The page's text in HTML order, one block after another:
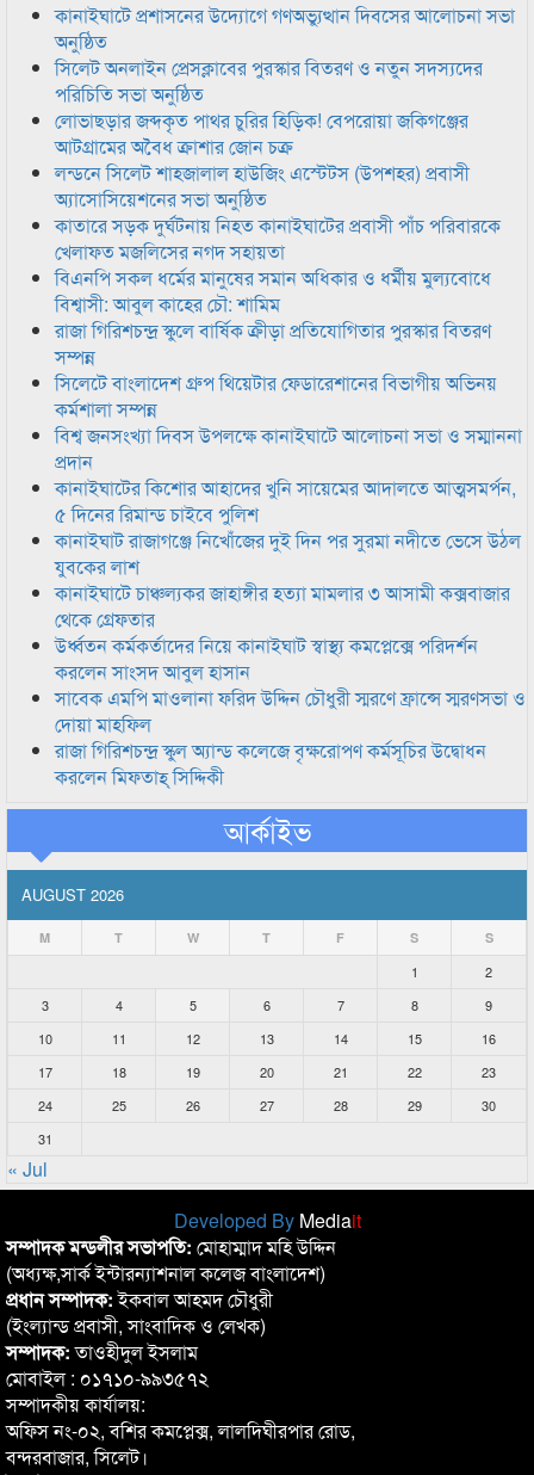
কানাইঘাটে প্রশাসনের উদ্যোগে গণঅভ্যুত্থান দিবসের আলোচনা সভা
অনুষ্ঠিত
সিলেট অনলাইন প্রেসক্লাবের পুরস্কার বিতরণ ও নতুন সদস্যদের
পরিচিতি সভা অনুষ্ঠিত
লোভাছড়ার জব্দকৃত পাথর চুরির হিড়িক! বেপরোয়া জকিগঞ্জের
আটগ্রামের অবৈধ ক্রাশার জোন চক্র
লন্ডনে সিলেট শাহজালাল হাউজিং এস্টেটস (উপশহর) প্রবাসী
অ্যাসোসিয়েশনের সভা অনুষ্ঠিত
কাতারে সড়ক দুর্ঘটনায় নিহত কানাইঘাটের প্রবাসী পাঁচ পরিবারকে
খেলাফত মজলিসের নগদ সহায়তা
বিএনপি সকল ধর্মের মানুষের সমান অধিকার ও ধর্মীয় মুল্যবোধে
বিশ্বাসী: আবুল কাহের চৌ: শামিম
রাজা গিরিশচন্দ্র স্কুলে বার্ষিক ক্রীড়া প্রতিযোগিতার পুরস্কার বিতরণ
সম্পন্ন
সিলেটে বাংলাদেশ গ্রুপ থিয়েটার ফেডারেশানের বিভাগীয় অভিনয়
কর্মশালা সম্পন্ন
বিশ্ব জনসংখ্যা দিবস উপলক্ষে কানাইঘাটে আলোচনা সভা ও সম্মাননা
প্রদান
কানাইঘাটের কিশোর আহাদের খুনি সায়েমের আদালতে আত্মসমর্পন,
৫ দিনের রিমান্ড চাইবে পুলিশ
কানাইঘাট রাজাগঞ্জে নিখোঁজের দুই দিন পর সুরমা নদীতে ভেসে উঠল
যুবকের লাশ
কানাইঘাটে চাঞ্চল্যকর জাহাঙ্গীর হত্যা মামলার ৩ আসামী কক্সবাজার
থেকে গ্রেফতার
উর্ধ্বতন কর্মকর্তাদের নিয়ে কানাইঘাট স্বাস্থ্য কমপ্লেক্সে পরিদর্শন
করলেন সাংসদ আবুল হাসান
সাবেক এমপি মাওলানা ফরিদ উদ্দিন চৌধুরী স্মরণে ফ্রান্সে স্মরণসভা ও
দোয়া মাহফিল
রাজা গিরিশচন্দ্র স্কুল অ্যান্ড কলেজে বৃক্ষরোপণ কর্মসূচির উদ্বোধন
করলেন মিফতাহ্ সিদ্দিকী
আর্কাইভ
AUGUST 2026
M T W T F S S
1
2
3
4 5 6 7 8
9
10
11 12 13 14 15
16
17
18 19 20 21 22
23
24
25 26 27 28 29
30
31
« Jul
Developed By Mediait
সম্পাদক মন্ডলীর সভাপতি: মোহাম্মাদ মহি উদ্দিন
(অধ্যক্ষ,সার্ক ইন্টারন্যাশনাল কলেজ বাংলাদেশ)
প্রধান সম্পাদক:ইকবাল আহমদ চৌধুরী
(ইংল্যান্ড প্রবাসী, সাংবাদিক ও লেখক)
সম্পাদক:তাওহীদুল ইসলাম
মোবাইল : ০১৭১০-৯৯৩৫৭২
সম্পাদকীয় কার্যালয়:
অফিস নং-০২, বশির কমপ্লেক্স, লালদিঘীরপার রোড,
বন্দরবাজার, সিলেট।